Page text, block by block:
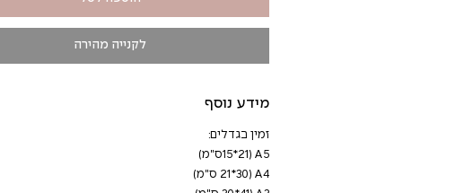
לקנייה מהירה
מידע נוסף
זמין בגדלים:
A5 (15*21ס"מ)
A4 (21*30 ס"מ)